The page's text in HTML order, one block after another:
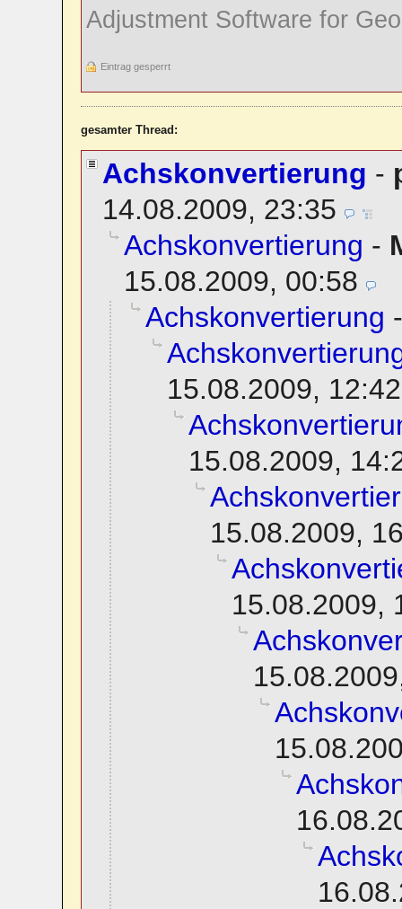
Adjustment Software for
Eintrag gesperrt
gesamter Thread:
Achskonvertierung -
14.08.2009, 23:35
Achskonvertierung -
15.08.2009, 00:58
Achskonvertierung
15.08.2009, 12:42
15.08.2009,
15.08.2009,
15.08.2009,